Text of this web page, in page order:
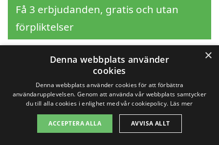
Få 3 erbjudanden, gratis och utan
förpliktelser
Sök efter professionell
hemstädning i andra
städer nära Hulukvarn
×
Denna webbplats använder
cookies
Denna webbplats använder cookies för att förbättra
användarupplevelsen. Genom att använda vår webbplats samtycker
du till alla cookies i enlighet med vår cookiepolicy. Läs mer
ACCEPTERA ALLA AVVISA ALLT